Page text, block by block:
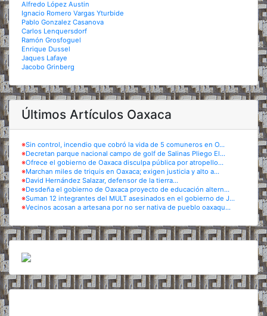
Alfredo López Austin
Ignacio Romero Vargas Yturbide
Pablo Gonzalez Casanova
Carlos Lenquersdorf
Ramón Grosfoguel
Enrique Dussel
Jaques Lafaye
Jacobo Grinberg
Últimos Artículos Oaxaca
※Sin control, incendio que cobró la vida de 5 comuneros en O...
※Decretan parque nacional campo de golf de Salinas Pliego El...
※Ofrece el gobierno de Oaxaca disculpa pública por atropello...
※Marchan miles de triquis en Oaxaca; exigen justicia y alto a...
※David Hernández Salazar, defensor de la tierra...
※Desdeña el gobierno de Oaxaca proyecto de educación altern...
※Suman 12 integrantes del MULT asesinados en el gobierno de J...
※Vecinos acosan a artesana por no ser nativa de pueblo oaxaqu...